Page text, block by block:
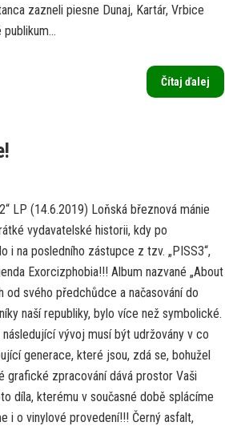
zazneli piesne Dunaj, Kartár, Vrbice
Čítaj ďalej
LP (14.6.2019) Loňská březnová mánie
vydavatelské historii, kdy po
i na posledního zástupce z tzv. „PISS3“,
Exorcizphobia!!! Album nazvané „About
od svého předchůdce a načasování do
naší republiky, bylo více než symbolické.
vývoj musí být udržovány v co
generace, které jsou, zdá se, bohužel
grafické zpracování dává prostor Vaši
díla, kterému v současné době splácíme
i o vinylové provedení!!! Černý asfalt,